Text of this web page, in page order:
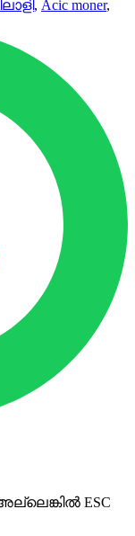
, Acic moner,
ESC